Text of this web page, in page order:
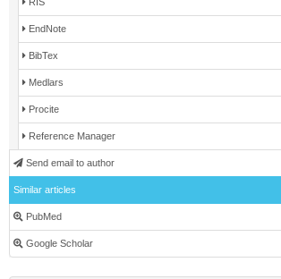
EndNote
BibTex
Medlars
Procite
Reference Manager
Send email to author
Similar articles
PubMed
Google Scholar